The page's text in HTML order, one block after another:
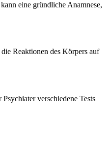
eine gründliche Anamnese,
Reaktionen des Körpers auf
verschiedene Tests